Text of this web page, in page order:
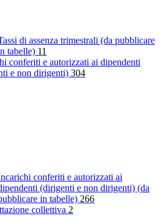
di assenza trimestrali (da pubblicare
tabelle) 11
conferiti e autorizzati ai dipendenti
e non dirigenti) 304
conferiti e autorizzati ai
(dirigenti e non dirigenti) (da
in tabelle) 266
collettiva 2